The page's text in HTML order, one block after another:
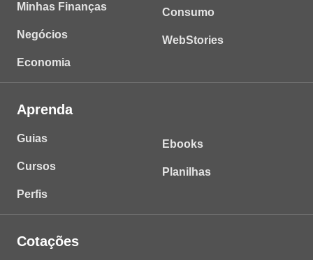
Minhas Finanças
Negócios
Economia
Consumo
WebStories
Aprenda
Guias
Cursos
Perfis
Ebooks
Planilhas
Cotações